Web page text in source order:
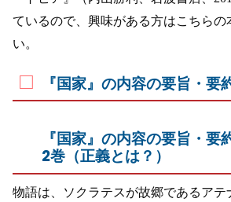
ているので、興味がある方はこちらの
い。
『国家』の内容の要旨・要
『国家』の内容の要旨・
2巻（正義とは？）
物語は、ソクラテスが故郷であるアテ